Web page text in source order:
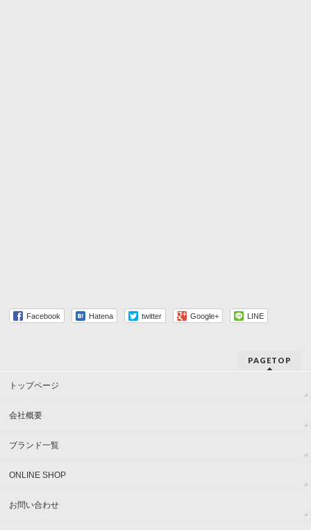
Facebook Hatena twitter Google+ LINE
PAGETOP
トップページ
会社概要
ブランド一覧
ONLINE SHOP
お問い合わせ